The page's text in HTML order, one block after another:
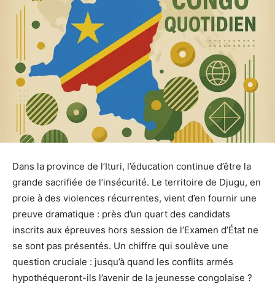
Dans la province de l’Ituri, l’éducation continue d’être la
grande sacrifiée de l’insécurité. Le territoire de Djugu, en
proie à des violences récurrentes, vient d’en fournir une
preuve dramatique : près d’un quart des candidats
inscrits aux épreuves hors session de l’Examen d’État ne
se sont pas présentés. Un chiffre qui soulève une
question cruciale : jusqu’à quand les conflits armés
hypothéqueront-ils l’avenir de la jeunesse congolaise ?